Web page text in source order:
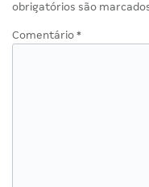
obrigatórios são
Comentário *